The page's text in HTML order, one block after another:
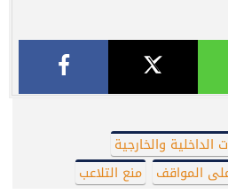
الداخلية والخارجية
المواقف
منع التلاعب